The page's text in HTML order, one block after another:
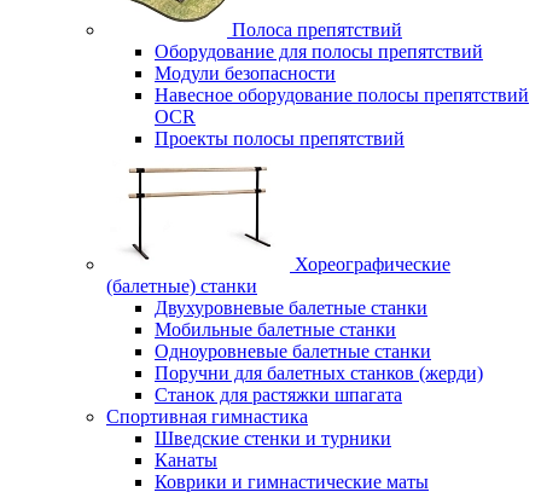
Полоса препятствий
Оборудование для полосы препятствий
Модули безопасности
Навесное оборудование полосы препятствий
OCR
Проекты полосы препятствий
Хореографические
(балетные) станки
Двухуровневые балетные станки
Мобильные балетные станки
Одноуровневые балетные станки
Поручни для балетных станков (жерди)
Станок для растяжки шпагата
Спортивная гимнастика
Шведские стенки и турники
Канаты
Коврики и гимнастические маты